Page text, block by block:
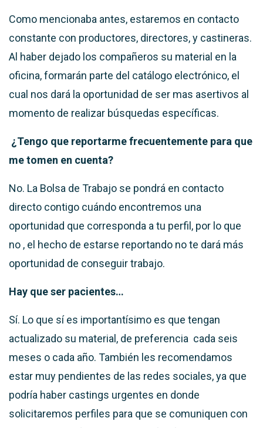
Como mencionaba antes, estaremos en contacto
constante con productores, directores, y castineras.
Al haber dejado los compañeros su material en la
oficina, formarán parte del catálogo electrónico, el
cual nos dará la oportunidad de ser mas asertivos al
momento de realizar búsquedas específicas.
¿Tengo que reportarme frecuentemente para que
me tomen en cuenta?
No. La Bolsa de Trabajo se pondrá en contacto
directo contigo cuándo encontremos una
oportunidad que corresponda a tu perfil, por lo que
no , el hecho de estarse reportando no te dará más
oportunidad de conseguir trabajo.
Hay que ser pacientes…
Sí. Lo que sí es importantísimo es que tengan
actualizado su material, de preferencia cada seis
meses o cada año. También les recomendamos
estar muy pendientes de las redes sociales, ya que
podría haber castings urgentes en donde
solicitaremos perfiles para que se comuniquen con